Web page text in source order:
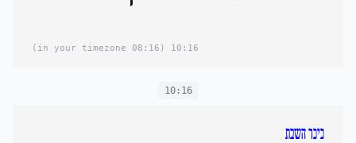
10:16
(08:16 in your timezone)
10:16
כיכר השבת